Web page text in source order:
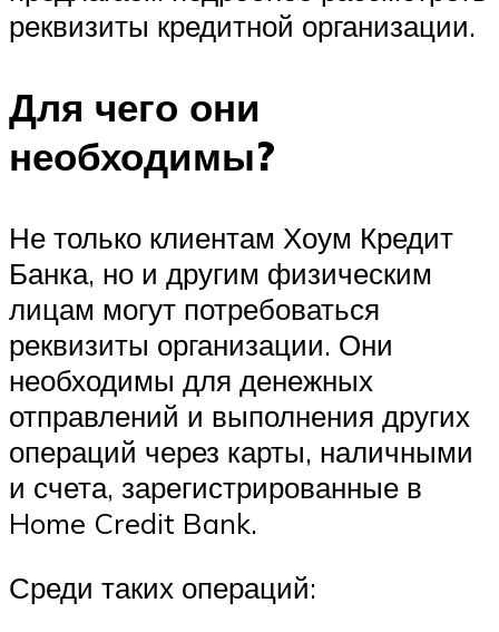
реквизиты кредитной организации.
Для чего они
необходимы?
Не только клиентам Хоум Кредит
Банка, но и другим физическим
лицам могут потребоваться
реквизиты организации. Они
необходимы для денежных
отправлений и выполнения других
операций через карты, наличными
и счета, зарегистрированные в
Home Credit Bank.
Среди таких операций: